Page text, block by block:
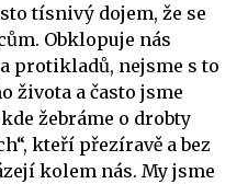
tísnivý dojem, že se
Obklopuje nás
protikladů, nejsme s to
života a často jsme
žebráme o drobty
kteří přezíravě a bez
kolem nás. My jsme